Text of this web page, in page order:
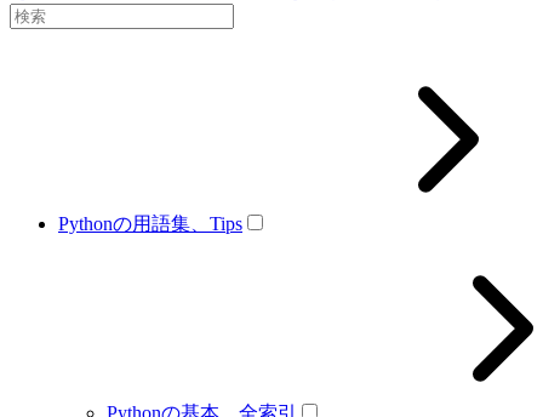
Pythonの用語集、Tips
Pythonの基本、全索引